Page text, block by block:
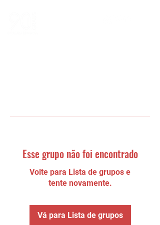
Esse grupo não foi encontrado
Volte para Lista de grupos e
tente novamente.
Vá para Lista de grupos